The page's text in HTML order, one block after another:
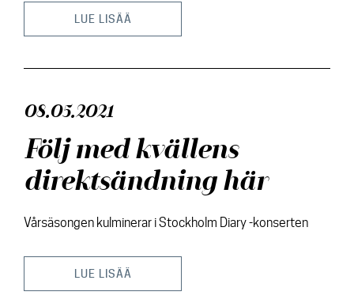
LUE LISÄÄ
08.05.2021
Följ med kvällens
direktsändning här
Vårsäsongen kulminerar i Stockholm Diary -konserten
LUE LISÄÄ